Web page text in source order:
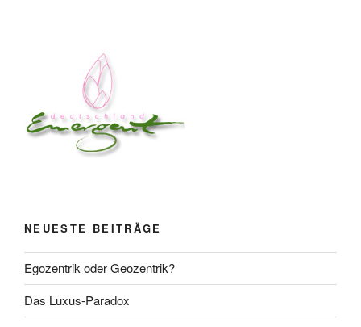
NEUESTE BEITRÄGE
Egozentrik oder Geozentrik?
Das Luxus-Paradox